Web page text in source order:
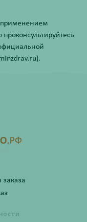
применением